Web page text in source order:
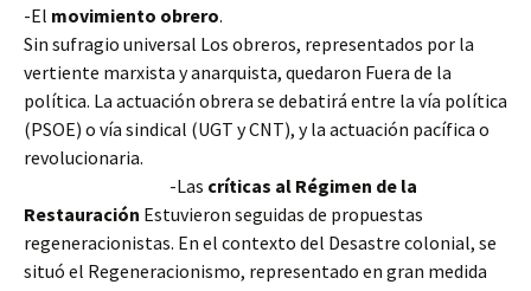
-El movimiento obrero.
Sin sufragio universal Los obreros, representados por la
vertiente marxista y anarquista, quedaron Fuera de la
política. La actuación obrera se debatirá entre la vía política
(PSOE) o vía sindical (UGT y CNT), y la actuación pacífica o
revolucionaria.
-Las críticas al Régimen de la
Restauración Estuvieron seguidas de propuestas
regeneracionistas. En el contexto del Desastre colonial, se
situó el Regeneracionismo, representado en gran medida